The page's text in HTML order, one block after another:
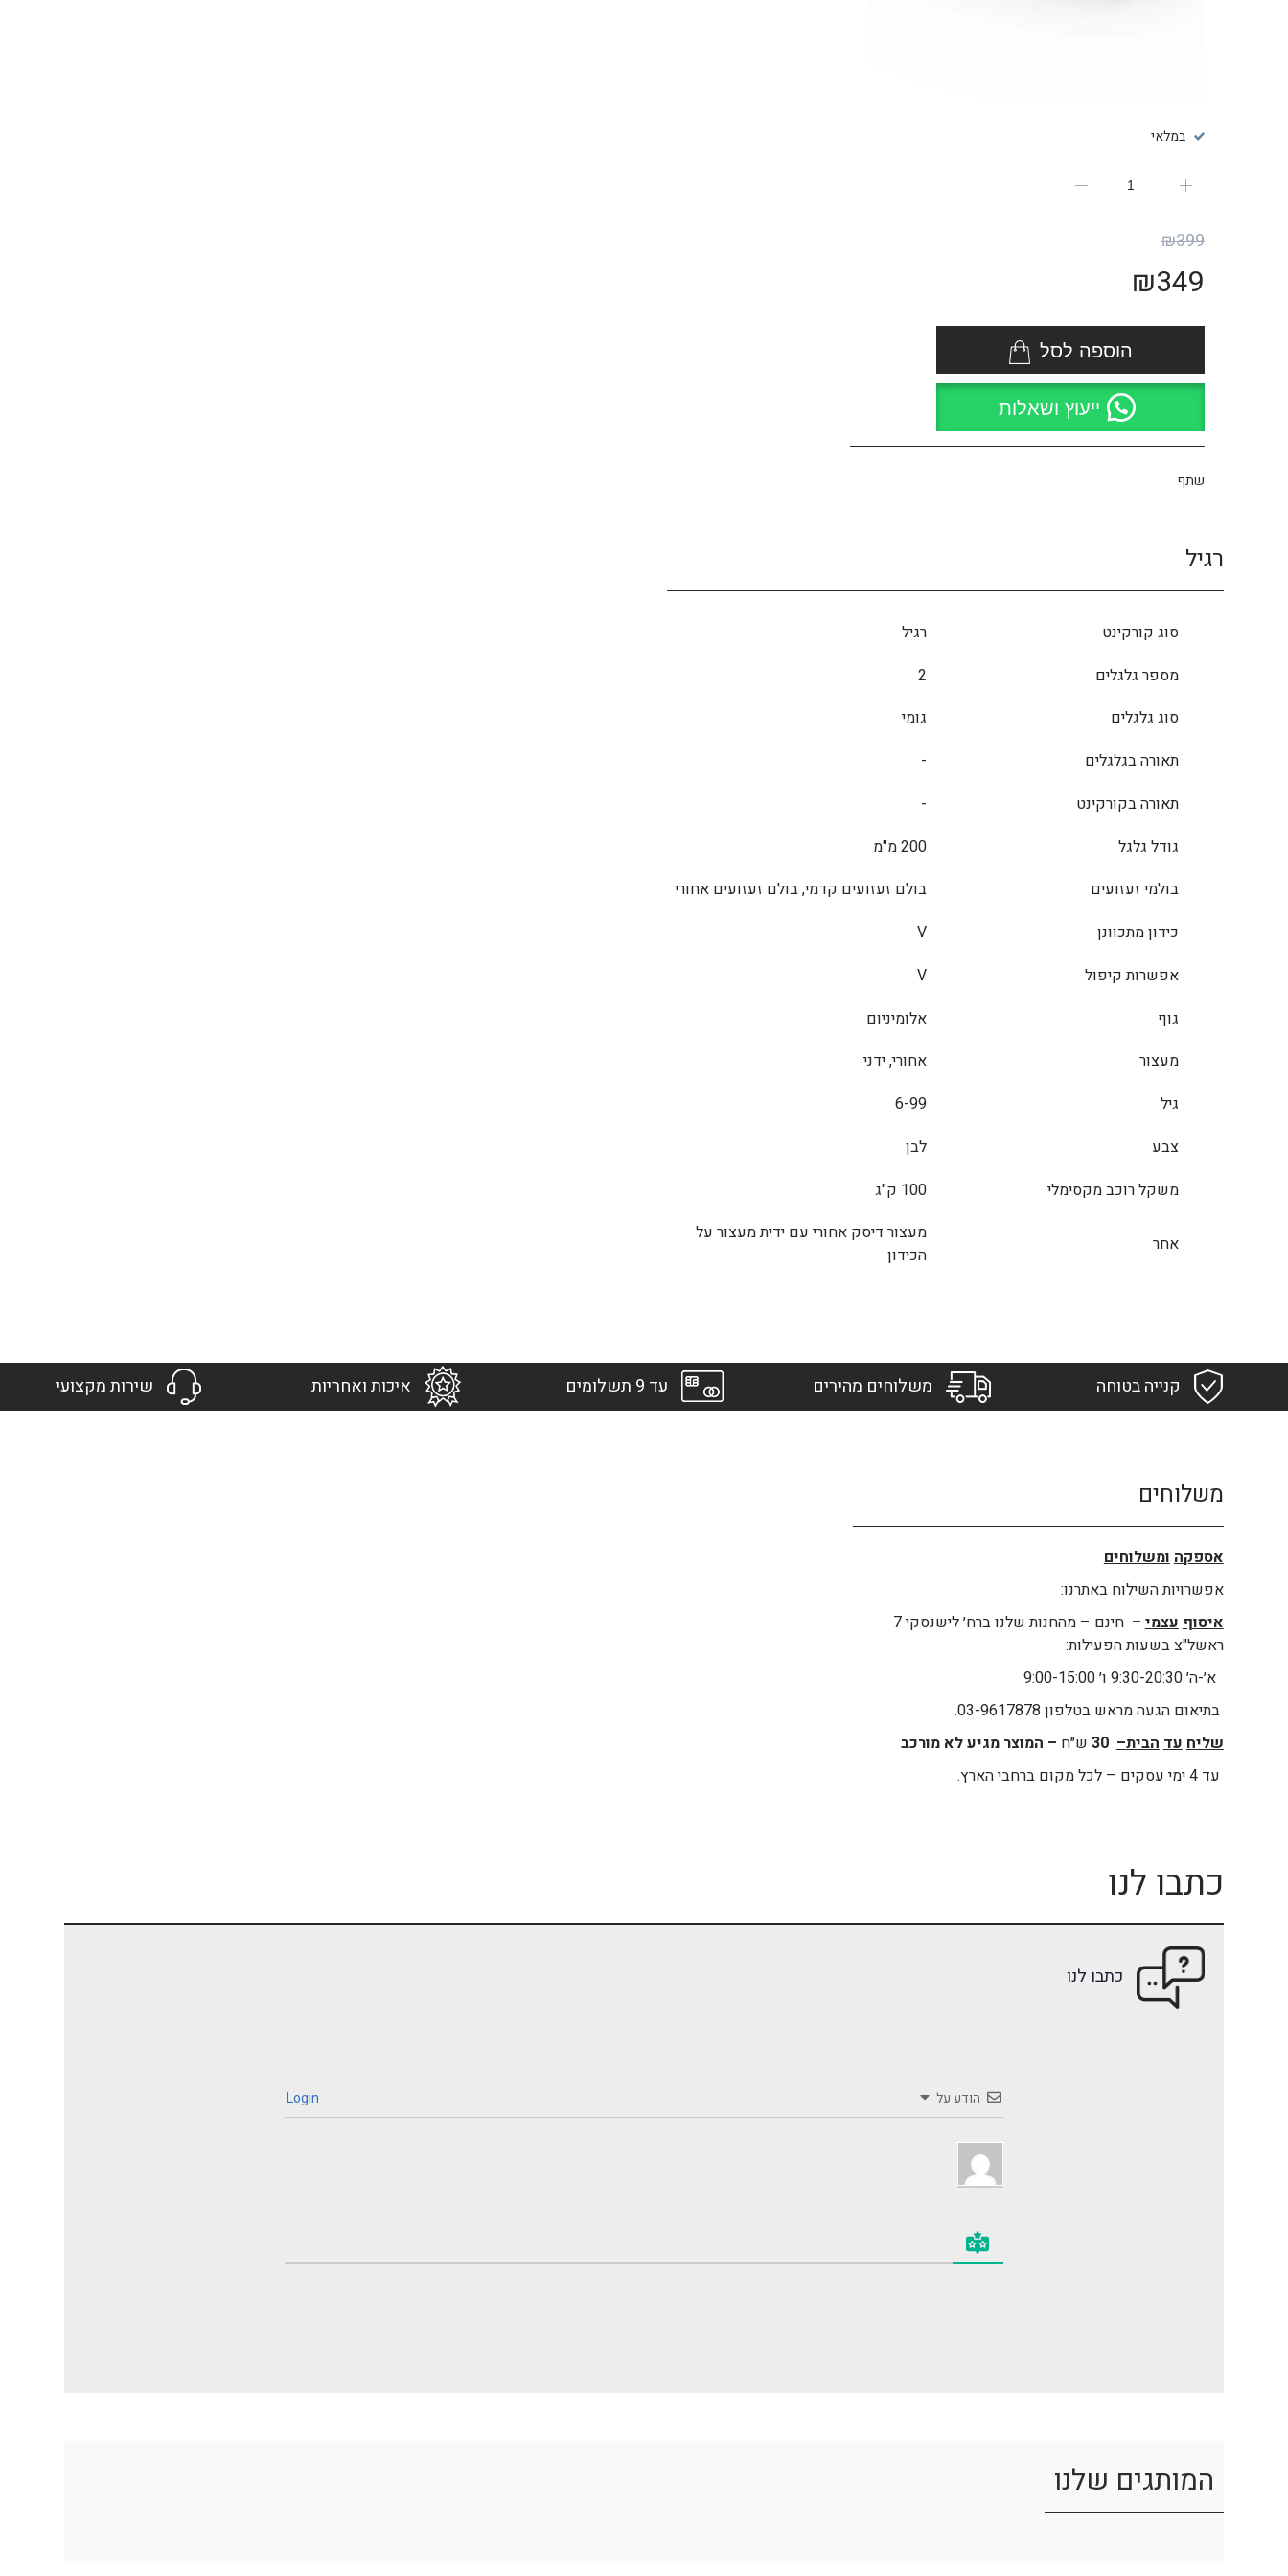
במלאי
₪399
₪349
הוספה לסל
ייעוץ ושאלות
שתף
רגיל
סוג קורקינט
רגיל
מספר גלגלים
2
סוג גלגלים
גומי
תאורה בגלגלים
-
תאורה בקורקינט
-
גודל גלגל
200 מ"מ
בולמי זעזועים
בולם זעזועים קדמי, בולם זעזועים אחורי
כידון מתכוונן
V
אפשרות קיפול
V
גוף
אלומיניום
מעצור
אחורי, ידני
גיל
6-99
צבע
לבן
משקל רוכב מקסימלי
100 ק"ג
אחר
מעצור דיסק אחורי עם ידית מעצור על
הכידון
קנייה בטוחה משלוחים מהירים עד 9 תשלומים איכות ואחריות שירות מקצועי
משלוחים
אספקה ומשלוחים
אפשרויות השילוח באתרנו:
איסוף עצמי –
חינם – מהחנות שלנו ברח׳ לישנסקי 7
ראשל"צ בשעות הפעילות:
א׳-ה׳ 9:30-20:30 ו׳ 9:00-15:00
בתיאום הגעה מראש בטלפון 03-9617878.
שליח עד הבית–
30 ש״ח – המוצר מגיע לא מורכב
עד 4 ימי עסקים – לכל מקום ברחבי הארץ.
כתבו לנו
כתבו לנו
הודע על
המותגים שלנו